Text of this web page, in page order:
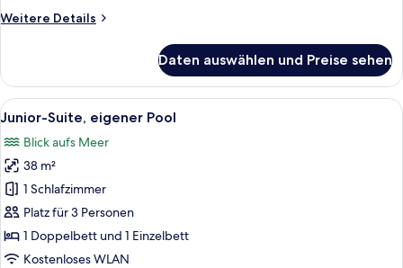
Weitere Details
Weitere
Suite,
eingeschränkter
Meerblick
Daten auswählen und Preise sehen
Alle
Fotos
für
Junior-
Suite,
eigener
Pool
anzeigen
Ein modernes Hotelzimmer mit Sofa,
1
Junior-Suite, eigener Pool
Blick aufs Meer
38 m²
1 Schlafzimmer
Platz für 3 Personen
1 Doppelbett und 1 Einzelbett
Kostenloses WLAN